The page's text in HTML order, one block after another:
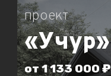
проект
«Учур»
от 1 133 000 ₽